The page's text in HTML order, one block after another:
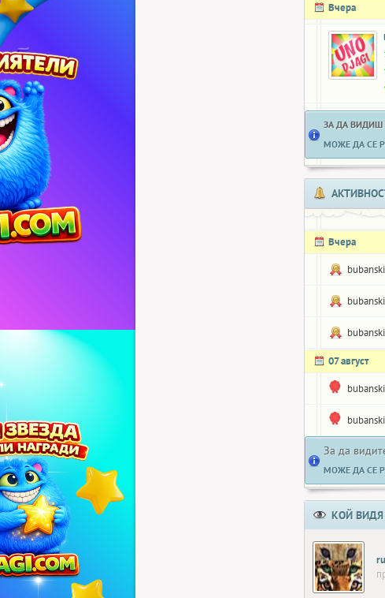
Вчера
ЗА ДА ВИДИШ
МОЖЕ ДА СЕ
Вчера
bubanski
bubanski
bubanski
07 август
bubanski
bubanski
За да
МОЖЕ ДА СЕ
КОЙ ВИДЯ